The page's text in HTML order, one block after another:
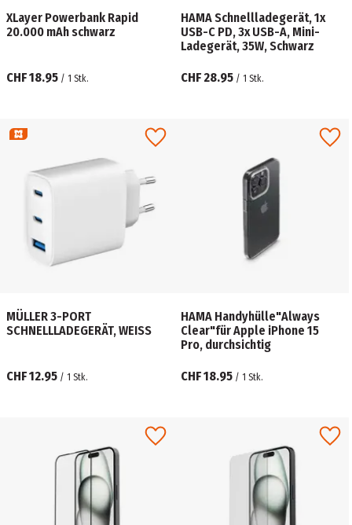
XLayer Powerbank Rapid
20.000 mAh schwarz
CHF 18.95 / 1 Stk.
HAMA Schnellladegerät, 1x
USB-C PD, 3x USB-A, Mini-
Ladegerät, 35W, Schwarz
CHF 28.95 / 1 Stk.
MÜLLER 3-PORT
SCHNELLLADEGERÄT, WEISS
CHF 12.95 / 1 Stk.
HAMA Handyhülle"Always
Clear"für Apple iPhone 15
Pro, durchsichtig
CHF 18.95 / 1 Stk.